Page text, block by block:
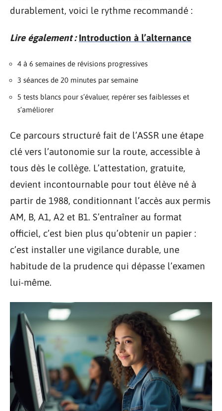
durablement, voici le rythme recommandé :
Lire également : Introduction à l’alternance
4 à 6 semaines de révisions progressives
3 séances de 20 minutes par semaine
5 tests blancs pour s’évaluer, repérer ses faiblesses et
s’améliorer
Ce parcours structuré fait de l’ASSR une étape
clé vers l’autonomie sur la route, accessible à
tous dès le collège. L’attestation, gratuite,
devient incontournable pour tout élève né à
partir de 1988, conditionnant l’accès aux permis
AM, B, A1, A2 et B1. S’entraîner au format
officiel, c’est bien plus qu’obtenir un papier :
c’est installer une vigilance durable, une
habitude de la prudence qui dépasse l’examen
lui-même.